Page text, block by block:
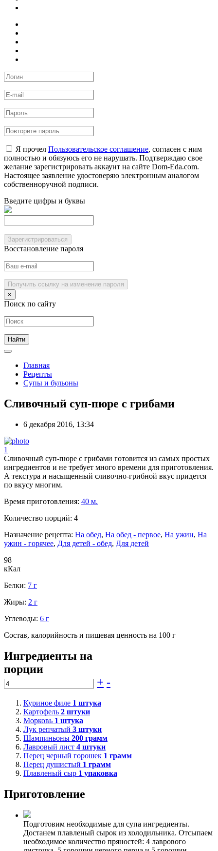
Я прочел Пользовательское соглашение, согласен с ним
полностью и обязуюсь его не нарушать. Подтверждаю свое
желание зарегистрировать аккаунт на сайте Dom-Eda.com.
Настоящее заявление удостоверяю электронным аналогом
собственноручной подписи.
Введите цифры и буквы
Зарегистрироваться
Восстановление пароля
Получить ссылку на изменение пароля
×
Поиск по сайту
Главная
Рецепты
Супы и бульоны
Сливочный суп-пюре с грибами
6 декабря 2016, 13:34
1
Сливочный суп-пюре с грибами готовится из самых простых
ингредиентов и не требует много времени для приготовления.
А текстура и насыщенный сливочно-грибной вкус придется
по вкусу многим.
Время приготовления: 40 м.
Количество порций: 4
Назначение рецепта: На обед, На обед - первое, На ужин, На
ужин - горячее, Для детей - обед, Для детей
98
кКал
Белки: 7 г
Жиры: 2 г
Углеводы: 6 г
Состав, калорийность и пищевая ценность на 100 г
Ингредиенты на
порции
+ -
Куриное филе 1 штука
Картофель 2 штуки
Морковь 1 штука
Лук репчатый 3 штуки
Шампиньоны 200 грамм
Лавровый лист 4 штуки
Перец черный горошек 1 грамм
Перец душистый 1 грамм
Плавленый сыр 1 упаковка
Приготовление
Подготовим необходимые для супа ингредиенты.
Достанем плавленый сырок из холодильника. Отсыпаем
необходимое количество пряностей: 4 лаврового